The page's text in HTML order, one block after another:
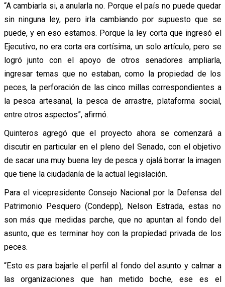
“A cambiarla si, a anularla no. Porque el país no puede quedar
sin ninguna ley, pero irla cambiando por supuesto que se
puede, y en eso estamos. Porque la ley corta que ingresó el
Ejecutivo, no era corta era cortísima, un solo artículo, pero se
logró junto con el apoyo de otros senadores ampliarla,
ingresar temas que no estaban, como la propiedad de los
peces, la perforación de las cinco millas correspondientes a
la pesca artesanal, la pesca de arrastre, plataforma social,
entre otros aspectos”, afirmó.
Quinteros agregó que el proyecto ahora se comenzará a
discutir en particular en el pleno del Senado, con el objetivo
de sacar una muy buena ley de pesca y ojalá borrar la imagen
que tiene la ciudadanía de la actual legislación.
Para el vicepresidente Consejo Nacional por la Defensa del
Patrimonio Pesquero (Condepp), Nelson Estrada, estas no
son más que medidas parche, que no apuntan al fondo del
asunto, que es terminar hoy con la propiedad privada de los
peces.
“Esto es para bajarle el perfil al fondo del asunto y calmar a
las organizaciones que han metido boche, ese es el